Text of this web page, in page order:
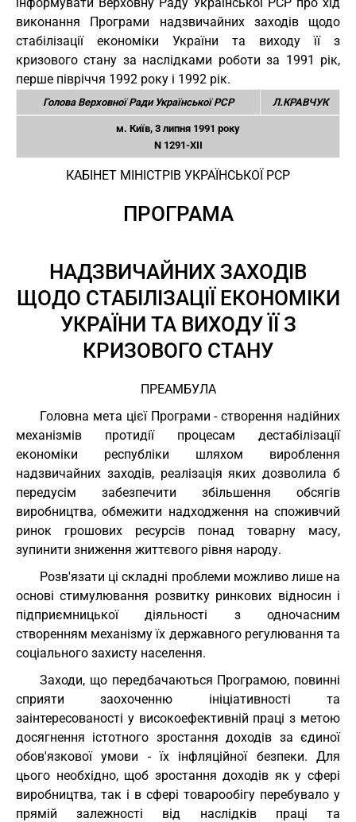
виконання Програми надзвичайних заходів щодо
стабілізації економіки України та виходу її з
кризового стану за наслідками роботи за 1991 рік,
перше півріччя 1992 року і 1992 рік.
Голова Верховної Ради Української РСР Л.КРАВЧУК
м. Київ, 3 липня 1991 року
N 1291-XII
КАБІНЕТ МІНІСТРІВ УКРАЇНСЬКОЇ РСР
ПРОГРАМА
НАДЗВИЧАЙНИХ ЗАХОДІВ
ЩОДО СТАБІЛІЗАЦІЇ ЕКОНОМІКИ
УКРАЇНИ ТА ВИХОДУ ЇЇ З
КРИЗОВОГО СТАНУ
ПРЕАМБУЛА
Головна мета цієї Програми - створення надійних
механізмів протидії процесам дестабілізації
економіки республіки шляхом вироблення
надзвичайних заходів, реалізація яких дозволила б
передусім забезпечити збільшення обсягів
виробництва, обмежити надходження на споживчий
ринок грошових ресурсів понад товарну масу,
зупинити зниження життєвого рівня народу.
Розв'язати ці складні проблеми можливо лише на
основі стимулювання розвитку ринкових відносин і
підприємницької діяльності з одночасним
створенням механізму їх державного регулювання та
соціального захисту населення.
Заходи, що передбачаються Програмою, повинні
сприяти заохоченню ініціативності та
заінтересованості у високоефективній праці з метою
досягнення істотного зростання доходів за єдиної
обов'язкової умови - їх інфляційної безпеки. Для
цього необхідно, щоб зростання доходів як у сфері
виробництва, так і в сфері товарообігу перебувало у
прямій залежності від наслідків праці та